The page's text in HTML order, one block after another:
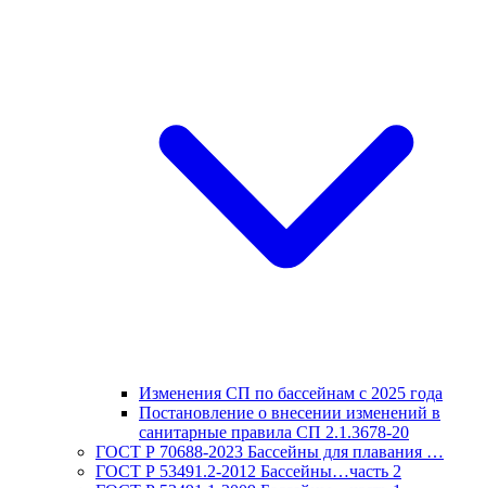
Изменения СП по бассейнам с 2025 года
Постановление о внесении изменений в
санитарные правила СП 2.1.3678-20
ГОСТ Р 70688-2023 Бассейны для плавания …
ГОСТ Р 53491.2-2012 Бассейны…часть 2